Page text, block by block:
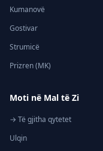
Kumanovë
Gostivar
Strumicë
Prizren (MK)
Moti në Mal të Zi
→ Të gjitha qytetet
Ulqin